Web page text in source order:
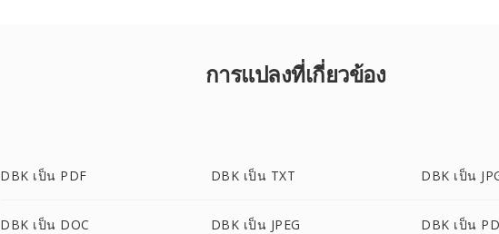
การแปลงที่เกี่ยวข้อง
DBK เป็น PDF DBK เป็น TXT DBK เป็น
DBK เป็น DOC DBK เป็น JPEG DBK เป็น